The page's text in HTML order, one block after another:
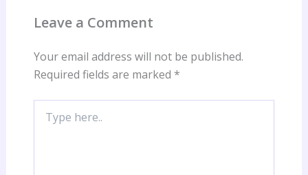
Leave a Comment
Your email address will not be published.
Required fields are marked *
here..